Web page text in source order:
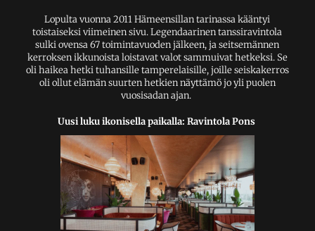
Lopulta vuonna 2011 Hämeensillan tarinassa kääntyi
toistaiseksi viimeinen sivu. Legendaarinen tanssiravintola
sulki ovensa 67 toimintavuoden jälkeen, ja seitsemännen
kerroksen ikkunoista loistavat valot sammuivat hetkeksi. Se
oli haikea hetki tuhansille tamperelaisille, joille seiskakerros
oli ollut elämän suurten hetkien näyttämö jo yli puolen
vuosisadan ajan.
Uusi luku ikonisella paikalla: Ravintola Pons